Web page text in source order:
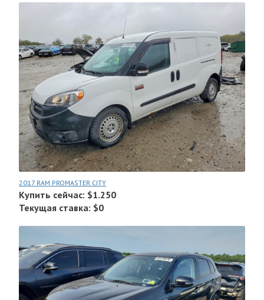
2017 RAM PROMASTER CITY
Купить сейчас: $1.250
Текущая ставка: $0